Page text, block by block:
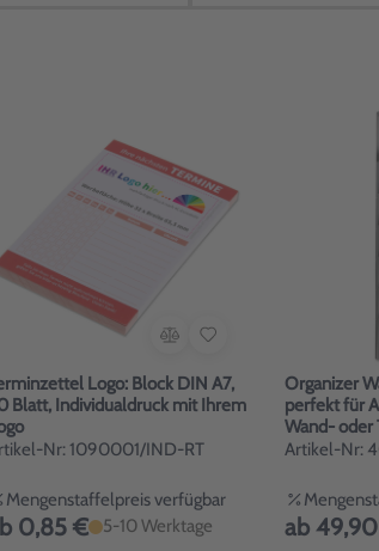
Logo: Block DIN A7,
Blatt, Individualdruck mit Ihrem
Nr: 1090001/IND-RT
Mengenstaffelpreis verfügbar
0,85 € 5-10 Werktage
Organizer
perfekt für
Wand- oder
Artikel-Nr:
ab